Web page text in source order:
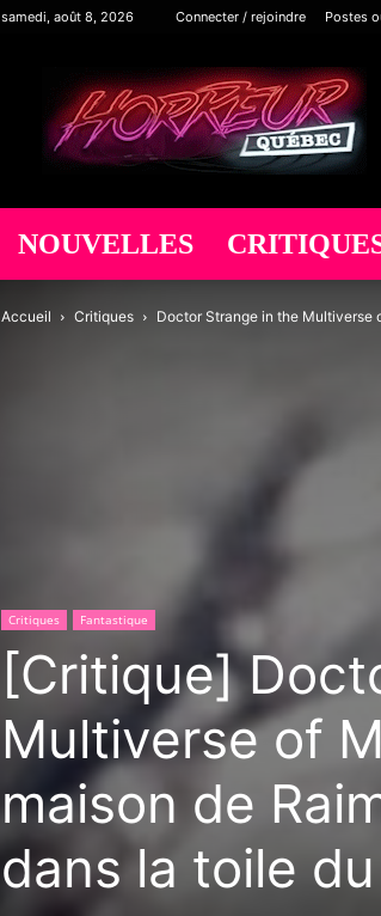
samedi, août 8, 2026 Connecter / rejoindre Postes
Horreur
Québec
NOUVELLES
Accueil Critiques Doctor Strange in the Multiverse
Critiques Fantastique
[Critique]
Multiverse of
maison de
dans la toile